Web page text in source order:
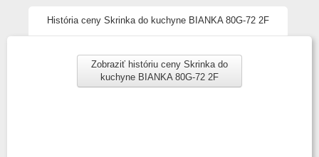
História ceny Skrinka do kuchyne BIANKA 80G-72 2F
Zobraziť históriu ceny Skrinka do
kuchyne BIANKA 80G-72 2F